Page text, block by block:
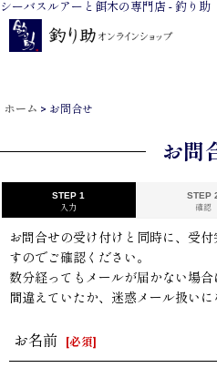
シーバスルアーと餌木の専門店 - 釣り助
ホーム > お問合せ
お問
STEP 1
入力
STEP
確認
お問合せの受け付けと同時に、受
すのでご確認ください。
数分経ってもメールが届かない場
間違えていたか、迷惑メール扱いに
お名前 [必須]